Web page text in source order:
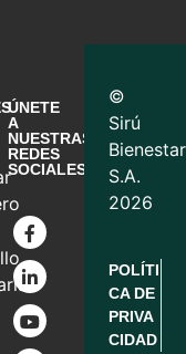
ÚNETE
A
NUESTRAS
REDES
SOCIALES
©
Sirú
Bienestar
S.A.
2026
POLÍTI
CA DE
PRIVA
CIDAD